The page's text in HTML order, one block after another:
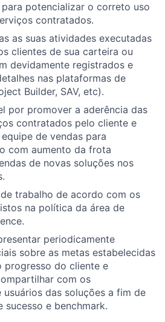
potencializar o correto uso
contratados.
as suas atividades executadas
clientes de sua carteira ou
devidamente registrados e
nas plataformas de
Builder, SAV, etc).
por promover a aderência das
contratados pelo cliente e
de vendas para
com aumento da frota
de novas soluções nos
trabalho de acordo com os
na política da área de
periodicamente
sobre as metas estabelecidas
progresso do cliente e
com os
das soluções a fim de
sucesso e benchmark.